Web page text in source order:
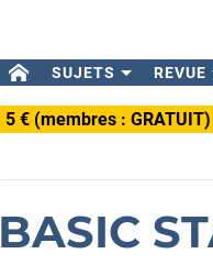
SUJETS REVUE
5 € (membres : GRATUIT)
BASIC